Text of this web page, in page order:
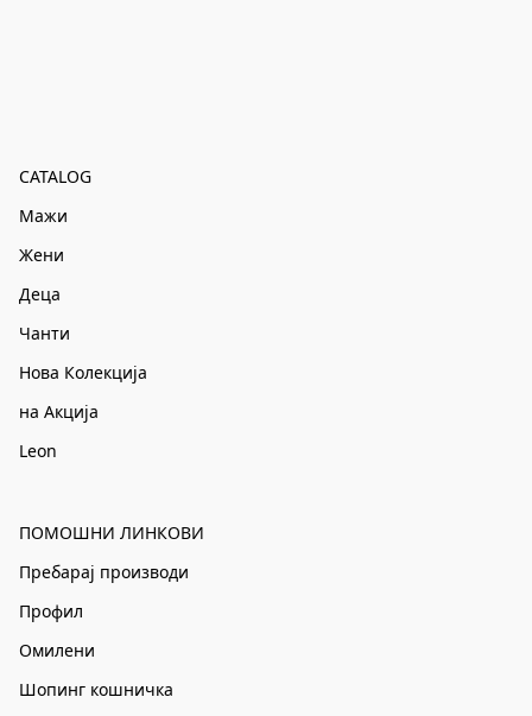
CATALOG
Мажи
Жени
Деца
Чанти
Нова Колекција
на Акција
Leon
ПОМОШНИ ЛИНКОВИ
Пребарај производи
Профил
Омилени
Шопинг кошничка